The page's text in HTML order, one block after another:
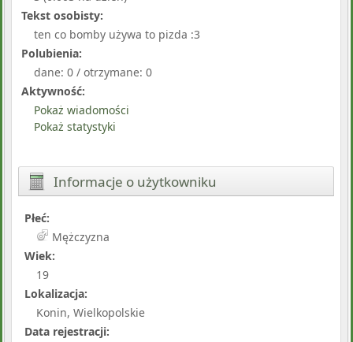
Tekst osobisty:
ten co bomby używa to pizda :3
Polubienia:
dane: 0 / otrzymane: 0
Aktywność:
Pokaż wiadomości
Pokaż statystyki
Informacje o użytkowniku
Płeć:
Mężczyzna
Wiek:
19
Lokalizacja:
Konin, Wielkopolskie
Data rejestracji: